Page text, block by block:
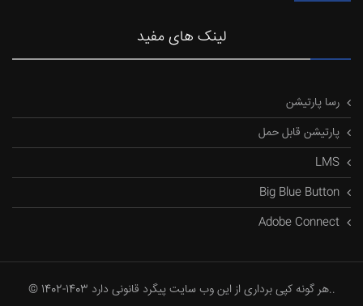
لینک های مفید
رسا پارتیشن
پارتیشن قابل حمل
LMS
Big Blue Button
Adobe Connect
© 1402-1403 هر گونه کپی برداری از این وب سایت پیگرد قانونی دارد..